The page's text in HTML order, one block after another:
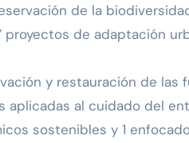
de la
proyectos de adaptación
y restauración de las
aplicadas al cuidado del
sostenibles y 1